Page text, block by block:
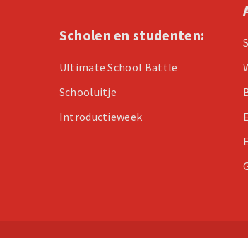
Scholen en studenten:
Ultimate School Battle
Schooluitje
Introductieweek